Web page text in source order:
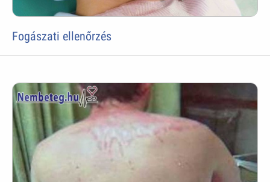
Fogászati ellenőrzés